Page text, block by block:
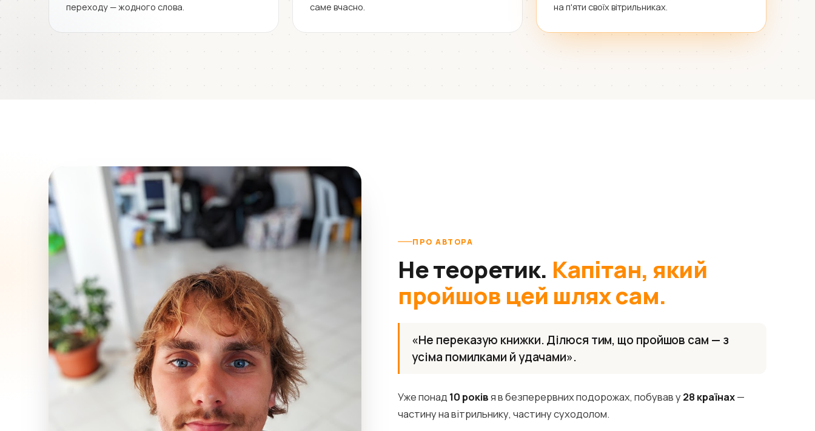
переходу — жодного слова.
саме вчасно.
на п'яти своїх вітрильниках.
ПРО АВТОРА
Не теоретик. Капітан, який
пройшов цей шлях сам.
«Не переказую книжки. Ділюся тим, що пройшов сам — з
усіма помилками й удачами».
Уже понад 10 роківя в безперервних подорожах, побував у 28 країнах—
частину на вітрильнику, частину суходолом.